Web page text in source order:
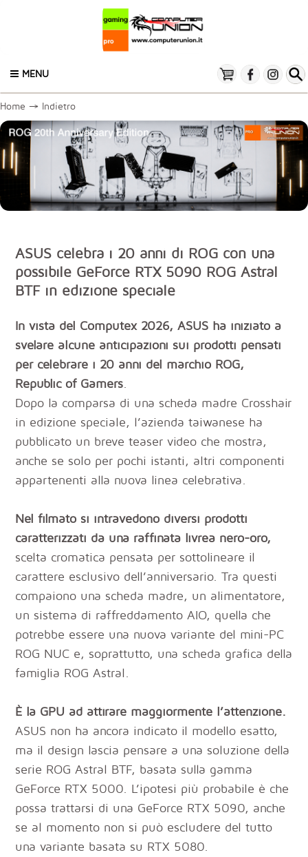
MENU
Home → Indietro
ASUS celebra i 20 anni di ROG con una
possibile GeForce RTX 5090 ROG Astral
BTF in edizione speciale
In vista del Computex 2026, ASUS ha iniziato a
svelare alcune anticipazioni sui prodotti pensati
per celebrare i 20 anni del marchio ROG,
Republic of Gamers
Dopo la comparsa di una scheda madre Crosshair
in edizione speciale, l’azienda taiwanese ha
pubblicato un breve teaser video che mostra,
anche se solo per pochi istanti, altri componenti
appartenenti alla nuova linea celebrativa.
Nel filmato si intravedono diversi prodotti
caratterizzati da una raffinata livrea nero-oro,
scelta cromatica pensata per sottolineare il
carattere esclusivo dell’anniversario. Tra questi
compaiono una scheda madre, un alimentatore,
un sistema di raffreddamento AIO, quella che
potrebbe essere una nuova variante del mini-PC
ROG NUC e, soprattutto, una scheda grafica della
famiglia ROG Astral.
È la GPU ad attirare maggiormente l’attenzione.
ASUS non ha ancora indicato il modello esatto,
ma il design lascia pensare a una soluzione della
serie ROG Astral BTF, basata sulla gamma
GeForce RTX 5000. L’ipotesi più probabile è che
possa trattarsi di una GeForce RTX 5090, anche
se al momento non si può escludere del tutto
una variante basata su RTX 5080.